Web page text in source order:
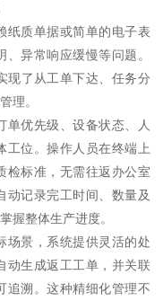
纸质单据或简单的电子表
异常响应缓慢等问题。
现了从工单下达、任务分
理。
单优先级、设备状态、人
工位。操作人员在终端上
检标准，无需往返办公室
动记录完工时间、数量及
握整体生产进度。
场景，系统提供灵活的处
动生成返工工单，并关联
追溯。这种精细化管理不